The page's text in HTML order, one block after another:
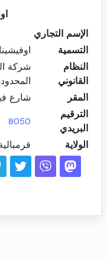
الإسم التجاري
التسمية
النظام
القانوني
شركة
المقر
شارع
الترقيم
البريدي
8050
الولاية